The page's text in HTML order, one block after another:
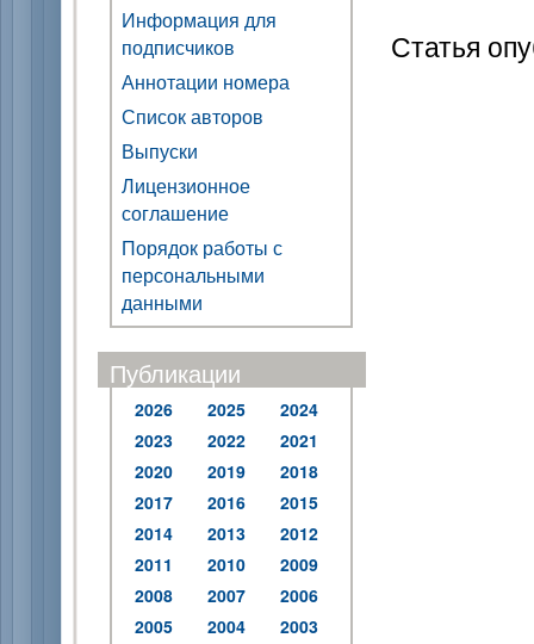
Информация для
подписчиков
Аннотации номера
Список авторов
Выпуски
Лицензионное
соглашение
Порядок работы с
персональными
данными
Публикации
2026 2025
2024
2023
2022
2021
2020
2019
2018
2017
2016
2015
2014
2013
2012
2011
2010
2009
2008
2007
2006
2005
2004
2003
Статья